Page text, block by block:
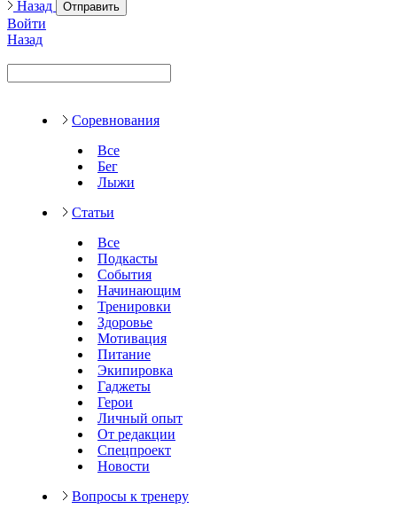
Назад
Отправить
Войти
Назад
Соревнования
Все
Бег
Лыжи
Статьи
Все
Подкасты
События
Начинающим
Тренировки
Здоровье
Мотивация
Питание
Экипировка
Гаджеты
Герои
Личный опыт
От редакции
Спецпроект
Новости
Вопросы к тренеру